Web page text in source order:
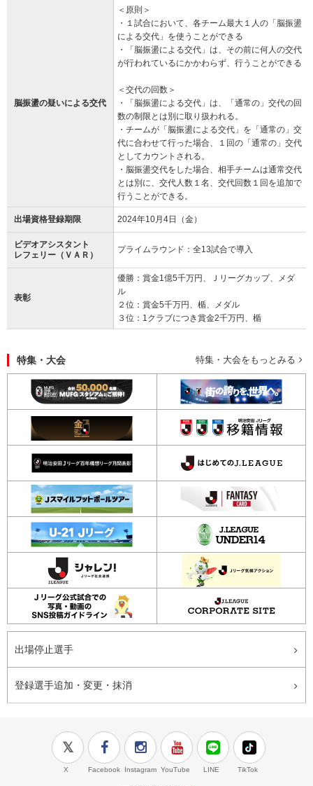
脳振盪の疑いによる交代
＜原則＞
・１試合において、各チーム最大１人の「脳振盪
による交代」を使うことができる
・「脳振盪による交代」は、その前に何人の交代
が行われているにかかわらず、行うことができる
＜交代の回数＞
・「脳振盪による交代」は、「通常の」交代の回
数の制限とは別に取り扱われる。
・チームが「脳振盪による交代」を「通常の」交
代に合わせて行った場合、１回の「通常の」交代
としてカウントされる。
・脳振盪交代をした場合、相手チームは通常交代
とは別に、交代人数１名、交代回数１回を追加で
行うことができる。
出場資格登録期限 2024年10月4日（金）
ビデオアシスタント
レフェリー（ＶＡＲ）
プライムラウンド：全13試合で導入
表彰
優勝：賞金1億5千万円、Ｊリーグカップ、メダ
ル
２位：賞金5千万円、楯、メダル
３位：1クラブにつき賞金2千万円、楯
特集・大会 特集・大会をもっとみる
出場停止選手
登録選手追加・変更・抹消
X Facebook Instagram YouTube LINE TikTok